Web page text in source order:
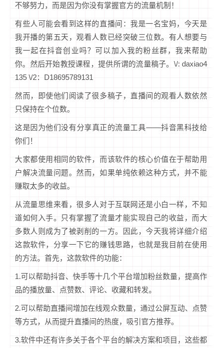
不够努力，而是因为你没有掌握官方的流量机制！
有些人可能会看到这样的直播间：我是一名宝妈，今天是
我开播的第五天，观看人数已经突破三位数。有人想要与
我一起在抖音创业吗？可以加入我的粉丝群，我来帮助
你。然后开始教授课程，提供所谓的流量稿子。\/: daxiao4
135 \/2：D18695789131
然而，即使他们阅读了很多稿子，直播间的观看人数依然
只保持在个位数。
这是因为他们没有分享真正的流量工具——抖音黑科技给
你们！
大家都使用相同的软件，而该软件的核心价值在于帮助用
户解决流量问题。然而，如果单纯依赖这种方式，并不能
赚取太多的收益。
从流量思维来看，很多人对于互联网还是小白一样，不知
道如何入手。只有掌握了流量才能实现自己的收益，而大
多数人则成为了被剥削的一方。因此，今天我将详细介绍
这款软件，分享一下它的赚钱思路，也就是我目前在使用
的方法。首先，这款软件的功能：
1.可以帮助抖音、快手等十几个平台增加粉丝数量，提高作
品的播放量、点赞数、评论、收藏和转发。
2.可以帮助直播间增加在线观众数量，通过公屏互动、点赞
等方式，从而提升直播间的热度，吸引官方推荐。
3.软件中还有许多关于各个平台的解决方案和项目，这些都